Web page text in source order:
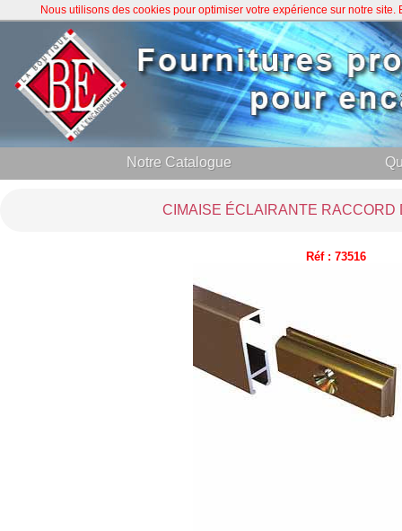
Notre Catalogue
CIMAISE ÉCLAIRANTE RACCORD
Réf : 73516
Nous utilisons des cookies pour optimiser votre expérience sur notre